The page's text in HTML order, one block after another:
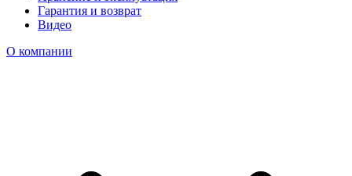
Гарантия и возврат
Видео
О компании